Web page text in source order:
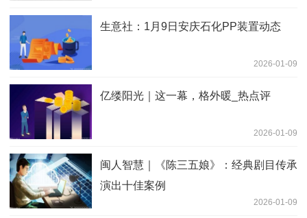
生意社：1月9日安庆石化PP装置动态
2026-01-09
亿缕阳光｜这一幕，格外暖_热点评
2026-01-09
闽人智慧｜《陈三五娘》：经典剧目传承
演出十佳案例
2026-01-09